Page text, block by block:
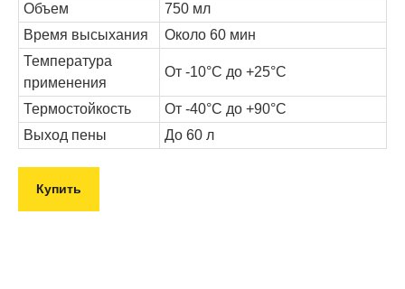
Объем
750 мл
Время высыхания
Около 60 мин
Температура
применения
От -10°C до +25°C
Термостойкость
От -40°C до +90°C
Выход пены
До 60 л
Купить